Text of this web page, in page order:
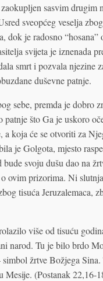
sasvim drugim
sveopćeg veselja
dok je radosno
svijeta je iznenada
smrt i pozvala njezine
duševne patnje.
sebe, premda je dobro
patnje što Ga je uskoro
a koja će se otvoriti za
je Golgota, mjesto
bude svoju dušu dao na
ovim prizorima. Ni
tisuća Jeruzalemaca,
više od tisuću
narod. Tu je bilo brdo
žrtve Božjega
Mesije. (Postanak 22,16-